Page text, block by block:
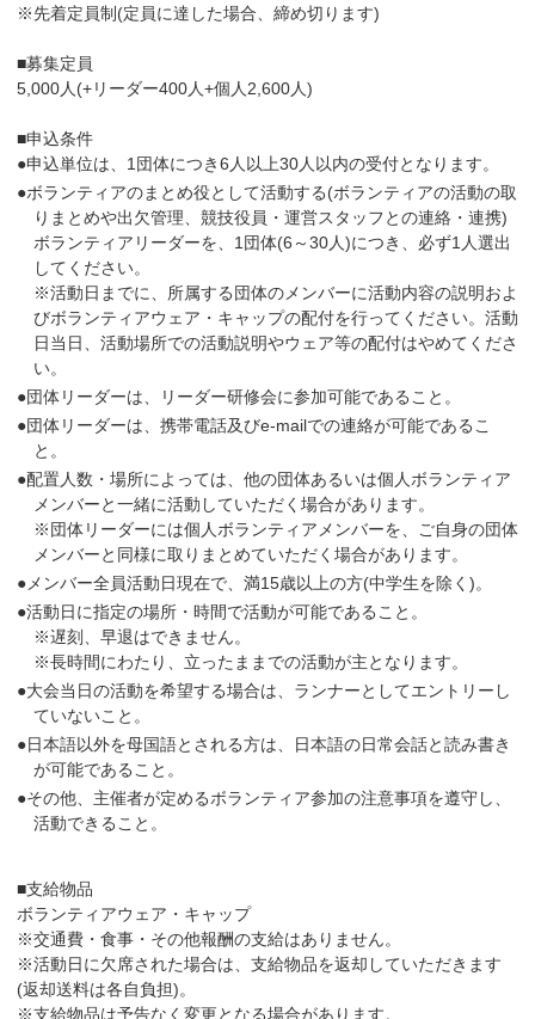
※先着定員制(定員に達した場合、締め切ります)
■募集定員
5,000人(+リーダー400人+個人2,600人)
■申込条件
●申込単位は、1団体につき6人以上30人以内の受付となります。
●ボランティアのまとめ役として活動する(ボランティアの活動の取
りまとめや出欠管理、競技役員・運営スタッフとの連絡・連携)
ボランティアリーダーを、1団体(6～30人)につき、必ず1人選出
してください。
※活動日までに、所属する団体のメンバーに活動内容の説明およ
びボランティアウェア・キャップの配付を行ってください。活動
日当日、活動場所での活動説明やウェア等の配付はやめてくださ
い。
●団体リーダーは、リーダー研修会に参加可能であること。
●団体リーダーは、携帯電話及びe-mailでの連絡が可能であるこ
と。
●配置人数・場所によっては、他の団体あるいは個人ボランティア
メンバーと一緒に活動していただく場合があります。
※団体リーダーには個人ボランティアメンバーを、ご自身の団体
メンバーと同様に取りまとめていただく場合があります。
●メンバー全員活動日現在で、満15歳以上の方(中学生を除く)。
●活動日に指定の場所・時間で活動が可能であること。
※遅刻、早退はできません。
※長時間にわたり、立ったままでの活動が主となります。
●大会当日の活動を希望する場合は、ランナーとしてエントリーし
ていないこと。
●日本語以外を母国語とされる方は、日本語の日常会話と読み書き
が可能であること。
●その他、主催者が定めるボランティア参加の注意事項を遵守し、
活動できること。
■支給物品
ボランティアウェア・キャップ
※交通費・食事・その他報酬の支給はありません。
※活動日に欠席された場合は、支給物品を返却していただきます
(返却送料は各自負担)。
※支給物品は予告なく変更となる場合があります。